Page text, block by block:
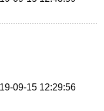
09-15 12:29:56